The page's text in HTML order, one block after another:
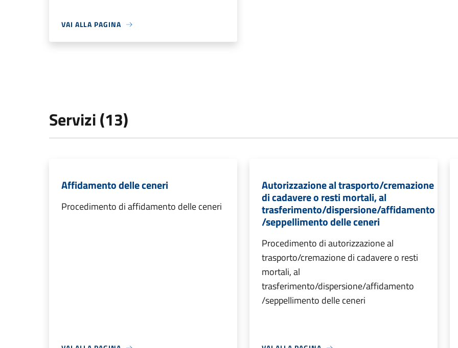
VAI ALLA PAGINA
Servizi (13)
Affidamento delle ceneri
Procedimento di affidamento delle ceneri
Autorizzazione al trasporto/cremazione
di cadavere o resti mortali, al
trasferimento/dispersione/affidamento
/seppellimento delle ceneri
Procedimento di autorizzazione al
trasporto/cremazione di cadavere o resti
mortali, al
trasferimento/dispersione/affidamento
/seppellimento delle ceneri